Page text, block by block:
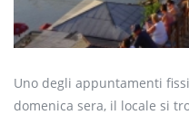
Uno degli appuntamenti
domenica sera, il locale si